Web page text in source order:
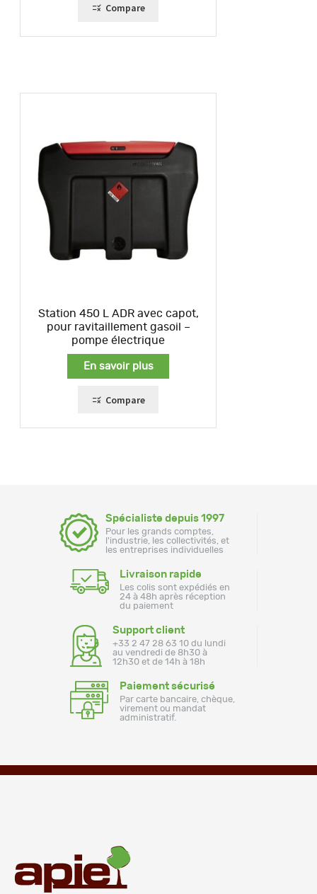
Compare
Station 450 L ADR avec capot,
pour ravitaillement gasoil –
pompe électrique
En savoir plus
Compare
Spécialiste depuis 1997
Pour les grands comptes,
l'industrie, les collectivités, et
les entreprises individuelles
Livraison rapide
Les colis sont expédiés en
24 à 48h après réception
du paiement
Support client
+33 2 47 28 63 10 du lundi
au vendredi de 8h30 à
12h30 et de 14h à 18h
Paiement sécurisé
Par carte bancaire, chèque,
virement ou mandat
administratif.